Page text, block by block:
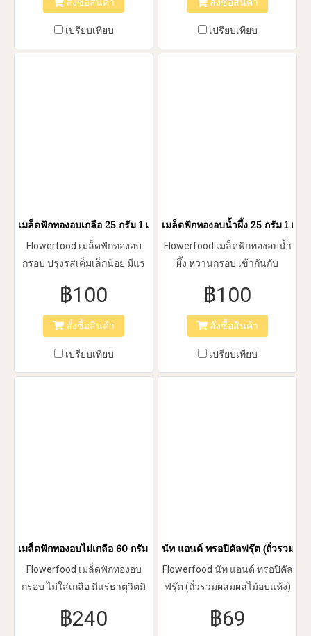
ในการทำเบเกอรี่ ขนมปังได้
หลากหลายเมนู
สั่งซื้อสินค้า
เปรียบเทียบ
สั่งซื้อสินค้า
เปรียบเทียบ
เมล็ดฟักทองอบเกลือ 25 กรัม 1 แพ็ค 5 ซอง
Flowerfood เมล็ดฟักทองอบ
กรอบ ปรุงรสเค็มเล็กน้อย มีแร่
เช่น สังกะสี ฟอสฟอรัส ช่วย
ป้องกันต่อมลูกหมากโต ป้องกัน
นิ่ว สำหรับผู้หญิงวัยทองจะช่วย
ปรับสมดุลของฮอร์โมน
฿100
สั่งซื้อสินค้า
เปรียบเทียบ
เมล็ดฟักทองอบน้ำผึ้ง 25 กรัม 1 แพ็
Flowerfood เมล็ดฟักทองอบน้ำ
ผึ้ง หวานกรอบ เข้ากันกับ
ฟักทอง เป็นความลงตัวที่เราขอ
แนะนำให้ลูกค้าลิ้มลอง
฿100
สั่งซื้อสินค้า
เปรียบเทียบ
เมล็ดฟักทองอบไม่เกลือ 60 กรัม 1 แพ็ค 5 ซอง
Flowerfood เมล็ดฟักทองอบ
กรอบ ไม่ใส่เกลือ มีแร่ธาตุวิตมิ
ฟอสฟอรัส ช่วยป้องกันต่อมลูก
฿240
นัท แอนด์ ทรอปิคัลฟรุ๊ต (ถั่วรวมผส
Flowerfood นัท แอนด์ ทรอปิคัล
ฟรุ๊ต (ถั่วรวมผสมผลไม้อบแห้ง)
แคน,มะม่วงหิมพานต์,สับปะรด,ลูกเ
฿69